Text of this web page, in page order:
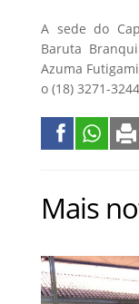
A sede do
Baruta
Azuma
o (18) 3271-
Mais